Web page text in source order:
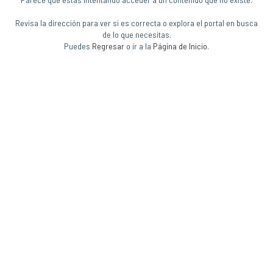
Revisa la dirección para ver si es correcta o explora el portal en busca
de lo que necesitas.
Puedes Regresar o ir a la Página de Inicio.